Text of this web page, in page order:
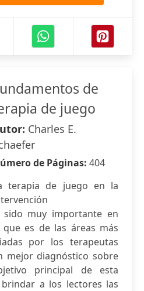
de
de juego
Charles E.
de Páginas: 404
terapia de juego en la
sido muy importante en
es de las áreas más
por los terapeutas
mejor diagnóstico sobre
principal de esta
a los lectores las